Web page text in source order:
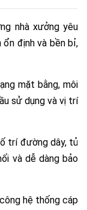
nhà xưởng yêu
ổn định và bền bỉ,
mặt bằng, môi
sử dụng và vị trí
trí đường dây, tủ
và dễ dàng bảo
hệ thống cáp